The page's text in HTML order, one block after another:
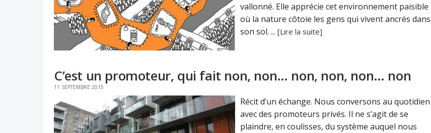
vallonné. Elle apprécie cet environnement paisible
où la nature côtoie les gens qui vivent ancrés dans
son sol. ... [Lire la suite]
C’est un promoteur, qui fait non, non… non, non, non… non
11 SEPTEMBRE 2015
Récit d’un échange. Nous conversons au quotidien
avec des promoteurs privés. Il ne s’agit de se
plaindre, en coulisses, du système auquel nous